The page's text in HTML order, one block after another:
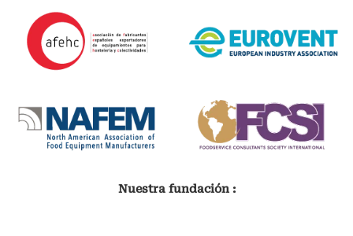
Nuestra fundación :